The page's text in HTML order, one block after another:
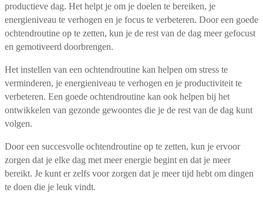
productieve dag. Het helpt je om je doelen te bereiken, je
energieniveau te verhogen en je focus te verbeteren. Door een goede
ochtendroutine op te zetten, kun je de rest van de dag meer gefocust
en gemotiveerd doorbrengen.
Het instellen van een ochtendroutine kan helpen om stress te
verminderen, je energieniveau te verhogen en je productiviteit te
verbeteren. Een goede ochtendroutine kan ook helpen bij het
ontwikkelen van gezonde gewoontes die je de rest van de dag kunt
volgen.
Door een succesvolle ochtendroutine op te zetten, kun je ervoor
zorgen dat je elke dag met meer energie begint en dat je meer
bereikt. Je kunt er zelfs voor zorgen dat je meer tijd hebt om dingen
te doen die je leuk vindt.